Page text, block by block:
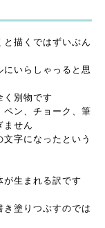
描くではずいぶん
いらしゃっると思
く別物です
ペン、チョーク、筆
ません
字になったという
生まれる訳です
塗りつぶすのでは